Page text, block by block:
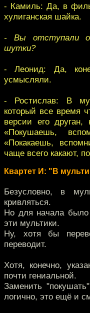
- Камиль: Да, в
хулиганская шайка.
- Вы отступали
шутки?
- Леонид: Да,
усмысляли.
- Ростислав: В
который все время
версии его друган,
«Покушаешь,
«Покакаешь,
чаще всего какают,
Квартет И: "В
Безусловно, в
кривляться.
Но для начала
эти мультики.
Ну, хотя бы
переводит.
Хотя, конечно,
почти гениальной.
Заменить
логично, это ещё и